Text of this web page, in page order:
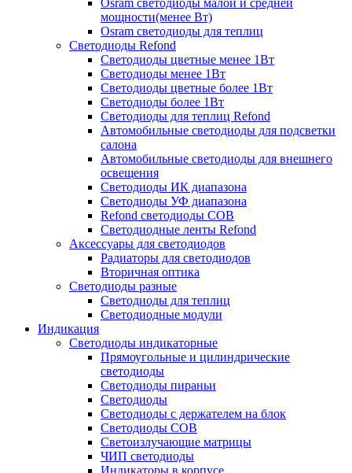
мощности(менее Вт)
Osram светодиоды для теплиц
Светодиоды Refond
Светодиоды цветные менее 1Вт
Светодиоды менее 1Вт
Светодиоды цветные более 1Вт
Светодиоды более 1Вт
Светодиоды для теплиц Refond
Автомобильные светодиоды для подсветки
салона
Автомобильные светодиоды для внешнего
освещения
Светодиоды ИК диапазона
Светодиоды УФ диапазона
Refond светодиоды COB
Светодиодные ленты Refond
Аксессуары для светодиодов
Радиаторы для светодиодов
Вторичная оптика
Светодиоды разные
Светодиоды для теплиц
Светодиодные модули
Индикация
Светодиоды индикаторные
Прямоугольные и цилиндрические
светодиоды
Светодиоды пираньи
Светодиоды
Светодиоды с держателем на блок
Светодиоды COB
Светоизлучающие матрицы
ЧИП светодиоды
Индикаторы в корпусе